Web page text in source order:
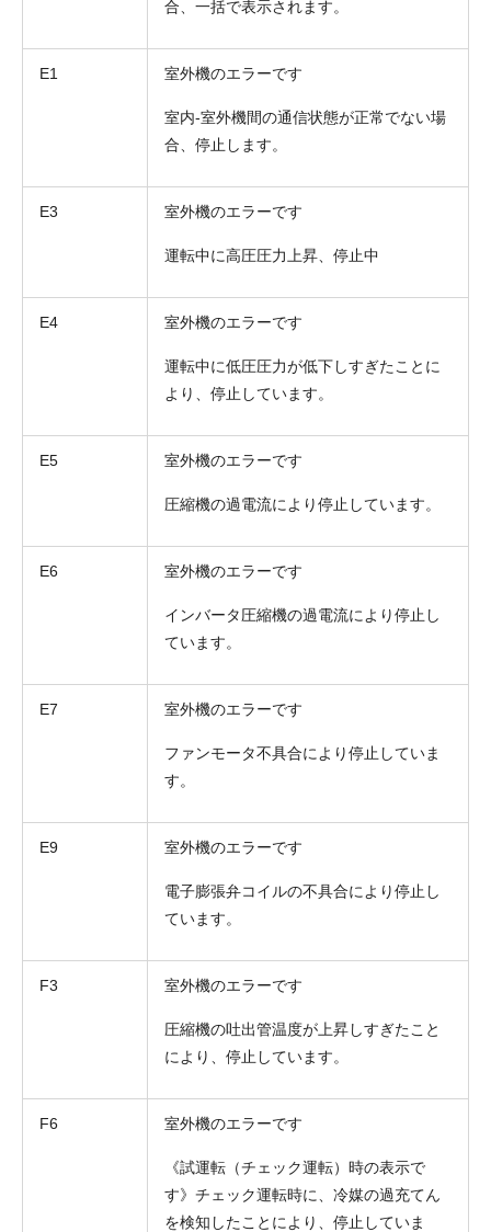
合、一括で表示されます。
E1 室外機のエラーです
室内-室外機間の通信状態が正常でない場
合、停止します。
E3 室外機のエラーです
運転中に高圧圧力上昇、停止中
E4 室外機のエラーです
運転中に低圧圧力が低下しすぎたことに
より、停止しています。
E5 室外機のエラーです
圧縮機の過電流により停止しています。
E6 室外機のエラーです
インバータ圧縮機の過電流により停止し
ています。
E7 室外機のエラーです
ファンモータ不具合により停止していま
す。
E9 室外機のエラーです
電子膨張弁コイルの不具合により停止し
ています。
F3 室外機のエラーです
圧縮機の吐出管温度が上昇しすぎたこと
により、停止しています。
F6 室外機のエラーです
《試運転（チェック運転）時の表示で
す》チェック運転時に、冷媒の過充てん
を検知したことにより、停止していま
折り返しのご連絡
(ご選択ください)
送信する